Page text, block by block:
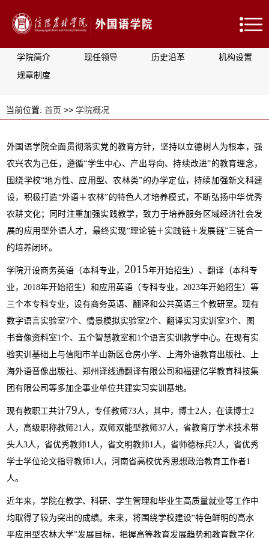
学院简介 现任领导 历史沿革
机构设置
规章制度
当前位置: 首页 >> 学院概况
外国语学院全面贯彻落实党的教育方针，坚持以立德树人为根本，强
农兴农为己任，遵循“学生中心、产出导向、持续改进”的教育理念，
围绕学校“地方性、应用型、农林类”的办学定位，持续加强新文科建
设，积极打造“外语＋农林”的特色人才培养模式，不断弘扬中华优秀
农耕文化；同时注重加强实践教学，致力于培养服务区域经济社会发
展的应用型外语人才，最终实现“理论链＋实践链＋发展链”三链合一
的培养闭环。
学院开设商务英语（本科专业，2015年开始招生）、翻译（本科专
业，2018年开始招生）和应用英语（专科专业，2023年开始招生）等
三个本专科专业，设有商务英语、翻译和公共英语三个教研室。现有
数字语言实验室7个、情景模拟实验室2个、翻译实习实训室3个、图
书音像资料室1个、五个智慧教室和 1个语言实训教学中心。在现有实
验实训基础上与信阳市羊山新区仓房小学、上海外语教育出版社、上
海外语音像出版社、郑州译线通翻译有限公司和福建亿学教育科技集
团有限公司等多加企事业单位共建实习实训基地。
现有教职工共计79人，专任教师73人，其中，博士2人，在读博士2
人，高级职称教师21人，双师双能型教师37人，省教育厅学术技术带
头人3人，省优秀教师1人，省文明教师1人，省师德标兵2人，省优秀
学士学位论文指导教师1人，河南省高校优秀思想政治教育工作者1
人。
近年来，学院在教学、科研、学生管理和毕业生高质量就业等工作中
均取得了较为突出的成绩。未来，将围绕学校建设“特色鲜明的高水
平应用型农林大学”发展目标，把握高等教育发展趋势和教育数字化